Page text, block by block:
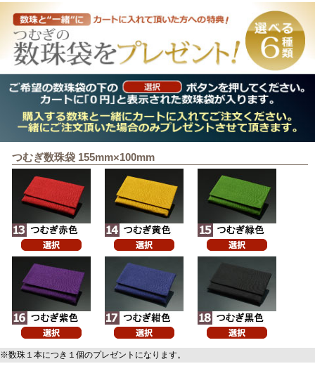
つむぎ数珠袋 155mm×100mm
※数珠１本につき１個のプレゼントになります。